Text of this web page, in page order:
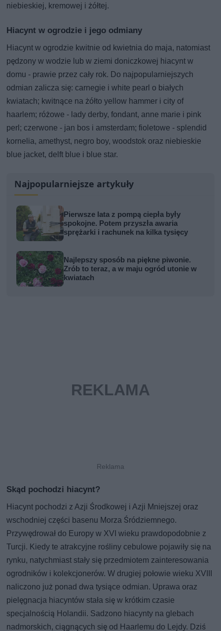
niebieskiej, kremowej i żółtej.
Hiacynt w ogrodzie i jego odmiany
Hiacynt w ogrodzie kwitnie od kwietnia do maja, natomiast
pędzony w wodzie lub w ziemi doniczkowej hiacynt w
domu - prawie przez cały rok. Do najpopularniejszych
odmian zalicza się: carnegie i white pearl o białych
kwiatach; kwitnące na żółto yellow hammer i city of
haarlem; różowe - lady derby, fondant, anne marie i pink
perl; czerwone - jan bos i amsterdam; fioletowe - splendid
kornelia, amethyst, negro boy, woodstok oraz niebieskie
blue jacket, delft blue i blue star.
Najpopularniejsze artykuły
Pierwsze lata z pompą ciepła były
spokojne. Potem przyszła awaria
sprężarki i rachunek na kilka tysięcy
Najlepszy sposób na piękne piwonie.
Zrób to teraz, a w maju ogród utonie w
kwiatach
Skąd pochodzi hiacynt?
Hiacynt pochodzi z Azji Środkowej i Azji Mniejszej oraz
wschodniej części basenu Morza Śródziemnego.
Przywędrował do Europy w XVI wieku prawdopodobnie z
Turcji. Kiedy te atrakcyjne rośliny cebulowe pojawiły się na
rynku, natychmiast stały się przedmiotem zainteresowania
ogrodników i kolekcjonerów. W drugiej połowie wieku XVIII
naliczono już ponad dwa tysiące odmian. Uprawa oraz
pielęgnacja hiacyntów stała się w krótkim czasie
specjalnością Holandii. Sadzono hiacynty na glebach
nadmorskich, ciągnących się od Haarlemu do Lejdy. Dziś